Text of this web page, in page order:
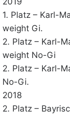
1. Platz – Karl-
weight Gi.
2. Platz – Karl-
weight No-Gi
2. Platz – Karl-
No-Gi.
2018
2. Platz –